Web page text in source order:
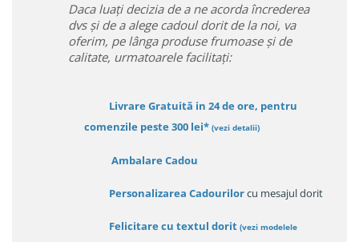
Daca luați decizia de a ne acorda încrederea
dvs și de a alege cadoul dorit de la noi, va
oferim, pe lânga produse frumoase și de
calitate, urmatoarele facilitați:
Livrare Gratuită in 24 de ore, pentru
comenzile peste 300 lei* (vezi detalii)
Ambalare Cadou
Personalizarea Cadourilorcu mesajul dorit
Felicitare cu textul dorit (vezi modelele